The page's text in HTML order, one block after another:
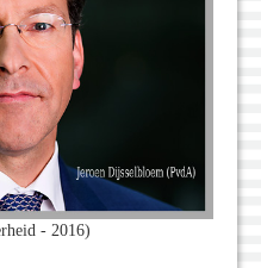
- 2016)